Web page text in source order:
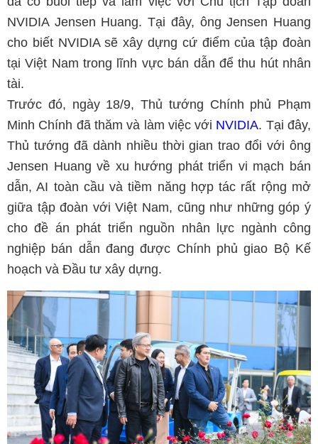
NVIDIA Jensen Huang. Tại đây, ông Jensen Huang
cho biết NVIDIA sẽ xây dựng cứ điểm của tập đoàn
tại Việt Nam trong lĩnh vực bán dẫn để thu hút nhân
tài.
Trước đó, ngày 18/9, Thủ tướng Chính phủ Phạm
Minh Chính đã thăm và làm việc với NVIDIA. Tại đây,
Thủ tướng đã dành nhiều thời gian trao đổi với ông
Jensen Huang về xu hướng phát triển vi mạch bán
dẫn, AI toàn cầu và tiềm năng hợp tác rất rộng mở
giữa tập đoàn với Việt Nam, cũng như những góp ý
cho đề án phát triển nguồn nhân lực ngành công
nghiệp bán dẫn đang được Chính phủ giao Bộ Kế
hoạch và Đầu tư xây dựng.